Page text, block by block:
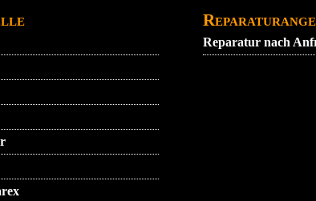
Reparatur nach